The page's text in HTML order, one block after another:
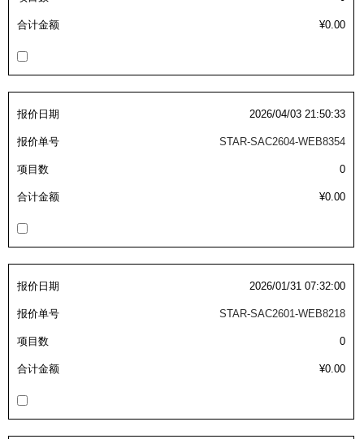
合计金额 ¥0.00
报价日期 2026/04/03 21:50:33
报价单号 STAR-SAC2604-WEB8354
项目数 0
合计金额 ¥0.00
报价日期 2026/01/31 07:32:00
报价单号 STAR-SAC2601-WEB8218
项目数 0
合计金额 ¥0.00
水口夹具确认用 (1)
AND基板 (4)
吸盘(TR&TRN)
吸盘(附海绵)
吸盘用配件(EP海绵、静电消除
片)
特殊吸盘(薄钢板可用)
吸盘(薄钢板用)
交换用吸盘
吸着金具(细微型、微型)